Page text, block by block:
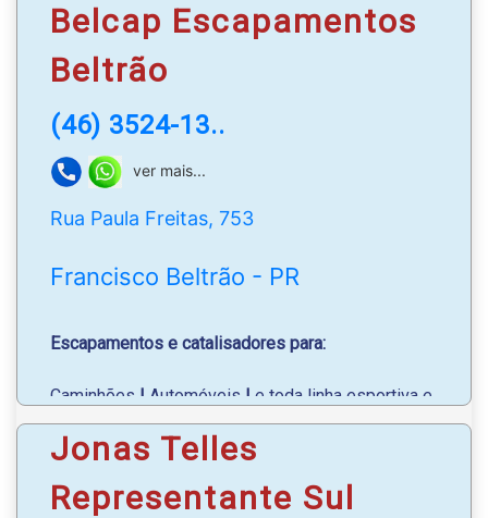
Belcap Escapamentos
Beltrão
(46) 3524-13..
ver mais...
Rua Paula Freitas, 753
Francisco Beltrão - PR
Escapamentos e catalisadores para:
Caminhões | Automóveis | e toda linha esportiva e
original;
recondicionadas
Jonas Telles
Representante Sul